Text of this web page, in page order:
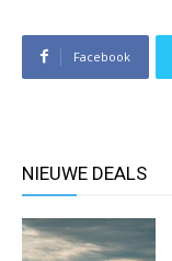
Facebook
NIEUWE DEALS